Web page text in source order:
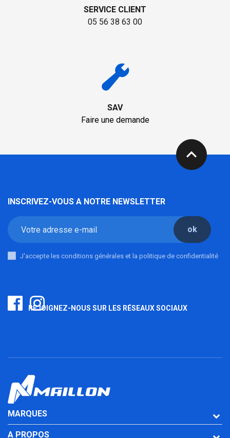
SERVICE CLIENT
05 56 38 63 00
SAV
Faire une demande
expand_less
INSCRIVEZ-VOUS A NOTRE NEWSLETTER
ok
J'accepte les conditions générales et la politique de confidentialité
REJOIGNEZ-NOUS SUR LES RÉSEAUX SOCIAUX
MARQUES
A PROPOS